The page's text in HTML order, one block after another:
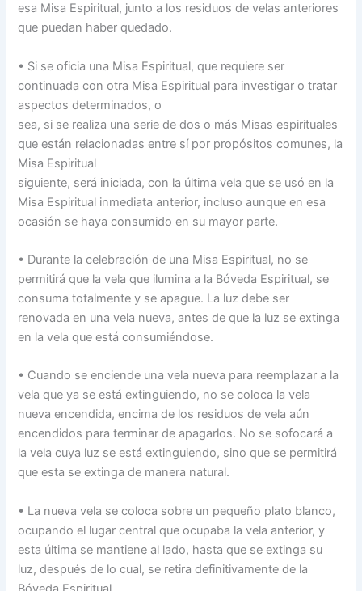
esa Misa Espiritual, junto a los residuos de velas anteriores
que puedan haber quedado.
• Si se oficia una Misa Espiritual, que requiere ser
continuada con otra Misa Espiritual para investigar o tratar
aspectos determinados, o
sea, si se realiza una serie de dos o más Misas espirituales
que están relacionadas entre sí por propósitos comunes, la
Misa Espiritual
siguiente, será iniciada, con la última vela que se usó en la
Misa Espiritual inmediata anterior, incluso aunque en esa
ocasión se haya consumido en su mayor parte.
• Durante la celebración de una Misa Espiritual, no se
permitirá que la vela que ilumina a la Bóveda Espiritual, se
consuma totalmente y se apague. La luz debe ser
renovada en una vela nueva, antes de que la luz se extinga
en la vela que está consumiéndose.
• Cuando se enciende una vela nueva para reemplazar a la
vela que ya se está extinguiendo, no se coloca la vela
nueva encendida, encima de los residuos de vela aún
encendidos para terminar de apagarlos. No se sofocará a
la vela cuya luz se está extinguiendo, sino que se permitirá
que esta se extinga de manera natural.
• La nueva vela se coloca sobre un pequeño plato blanco,
ocupando el lugar central que ocupaba la vela anterior, y
esta última se mantiene al lado, hasta que se extinga su
luz, después de lo cual, se retira definitivamente de la